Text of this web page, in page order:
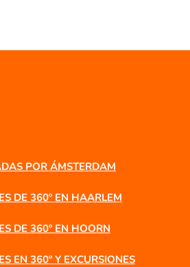
POR ÁMSTERDAM
DE 360º EN HAARLEM
DE 360º EN HOORN
EN 360º Y EXCURSIONES